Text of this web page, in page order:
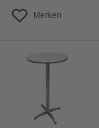
Merken